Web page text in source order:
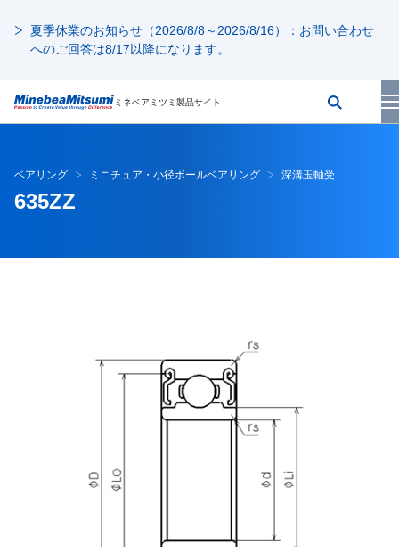
夏季休業のお知らせ（2026/8/8～2026/8/16）：お問い合わせ
へのご回答は8/17以降になります。
ミネベアミツミ製品サイト
ベアリング ミニチュア・小径ボールベアリング 深溝玉軸受
635ZZ